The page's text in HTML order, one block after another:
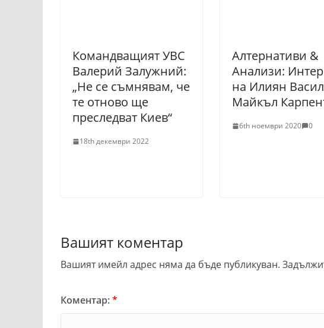
Командващият УВС
Валерий Залужний:
„Не се съмнявам, че
те отново ще
преследват Киев“
18th декември 2022
Алтернативи &
Анализи:
на Илиян
Майкъл
6th ноември 2020 0
Вашият коментар
Вашият имейл адрес няма да бъде публикуван.
Коментар:*